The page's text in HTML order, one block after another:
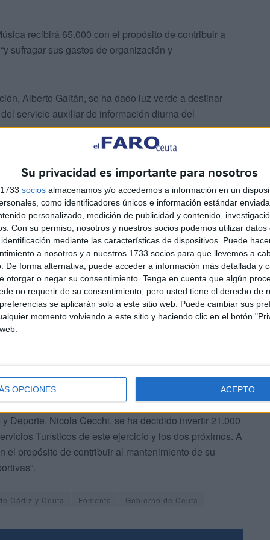
Su privacidad es importante para nosotros
socios almacenamos y/o accedemos a información en un
como identificadores únicos e información estándar
personalizado, medición de publicidad y contenido,
Con su permiso, nosotros y nuestros socios podemos utilizar datos
mediante las características de dispositivos. Puede
a nosotros y a nuestros 1733 socios para que llevemos a
De forma alternativa, puede acceder a información más detallada y
otorgar o negar su consentimiento. Tenga en cuenta que algún
no requerir de su consentimiento, pero usted tiene el derecho de
se aplicarán solo a este sitio web. Puede cambiar sus
momento volviendo a este sitio y haciendo clic en el botón
OPCIONES ACEPTO
recibirá 65.000 con el propósito de contribuir a
sufragar sus gastos de organización y
Alberto Gaitán, se ha dado luz verde a destinar
servicio auxiliar de información diurna del
Turismo...
Benzina, ha planteado dar 109.000 euros por un
el Centro del Mayor (con su proyecto de
y tres empleos mantenidos) y el Proyecto de
“mejorar de las condiciones de vida de la población”.
Deporte, Nicola Cecchi, se ha decidido invertir 21.000
Turísticos de este ejercicio y los dos próximos. A
propósito de contribuir al mantenimiento de su
Cádiz y Ceuta Fomento Gobierno de Ceuta